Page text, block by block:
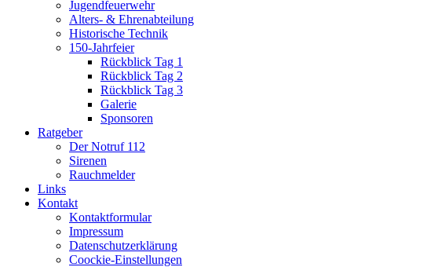
Jugendfeuerwehr
Alters- & Ehrenabteilung
Historische Technik
150-Jahrfeier
Rückblick Tag 1
Rückblick Tag 2
Rückblick Tag 3
Galerie
Sponsoren
Ratgeber
Der Notruf 112
Sirenen
Rauchmelder
Links
Kontakt
Kontaktformular
Impressum
Datenschutzerklärung
Coockie-Einstellungen